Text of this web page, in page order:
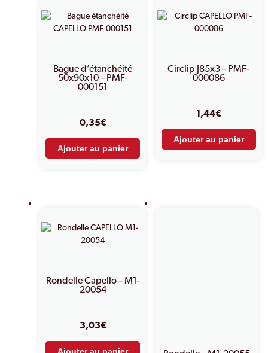
Bague d’étanchéité
50x90x10 – PMF-
000151
0,35€
Ajouter au panier
Circlip J85x3 – PMF-
000086
1,44€
Ajouter au panier
Rondelle Capello – M1-
20054
3,03€
Ajouter au panier